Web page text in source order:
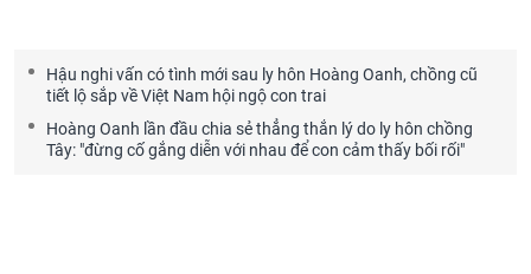
Hậu nghi vấn có tình mới sau ly hôn Hoàng Oanh, chồng cũ
tiết lộ sắp về Việt Nam hội ngộ con trai
Hoàng Oanh lần đầu chia sẻ thẳng thắn lý do ly hôn chồng
Tây: "đừng cố gắng diễn với nhau để con cảm thấy bối rối"